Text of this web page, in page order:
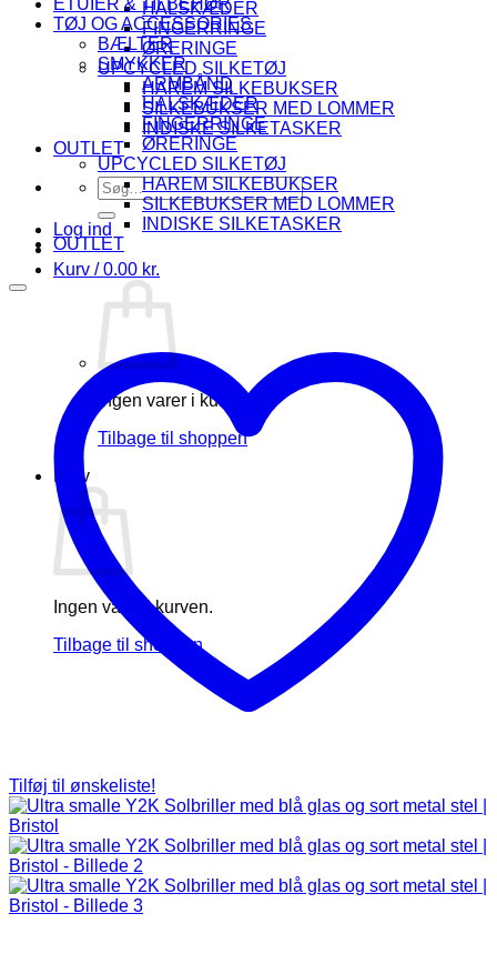
HALSKÆDER
FINGERRINGE
ØRERINGE
UPCYCLED SILKETØJ
HAREM SILKEBUKSER
SILKEBUKSER MED LOMMER
INDISKE SILKETASKER
OUTLET
Søg
efter:
Log ind
Kurv /0.00 kr.
Ingen varer i kurven.
Tilbage til shoppen
Kurv
Ingen varer i kurven.
Tilbage til shoppen
TØJ OG ACCESSORIES
BÆLTER
SMYKKER
ARMBÅND
HALSKÆDER
FINGERRINGE
ØRERINGE
UPCYCLED SILKETØJ
HAREM SILKEBUKSER
SILKEBUKSER MED LOMMER
INDISKE SILKETASKER
OUTLET
Tilføj til ønskeliste!